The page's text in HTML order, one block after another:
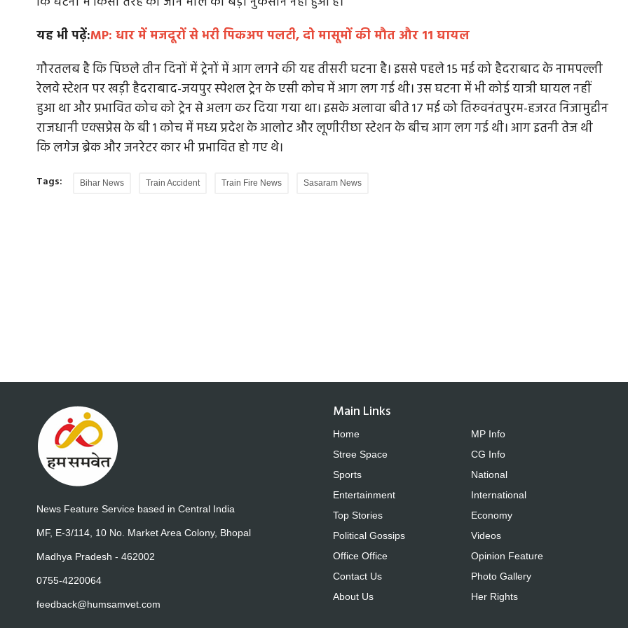
यह भी पढ़ें:MP: धार में मजदूरों से भरी पिकअप पलटी, दो मासूमों की मौत और 11 घायल
गौरतलब है कि पिछले तीन दिनों में ट्रेनों में आग लगने की यह तीसरी घटना है। इससे पहले 15 मई को हैदराबाद के नामपल्ली
रेलवे स्टेशन पर खड़ी हैदराबाद-जयपुर स्पेशल ट्रेन के एसी कोच में आग लग गई थी। उस घटना में भी कोई यात्री घायल नहीं
हुआ था और प्रभावित कोच को ट्रेन से अलग कर दिया गया था। इसके अलावा बीते 17 मई को तिरुवनंतपुरम-हजरत निजामुद्दीन
राजधानी एक्सप्रेस के बी 1 कोच में मध्य प्रदेश के आलोट और लूणीरीछा स्टेशन के बीच आग लग गई थी। आग इतनी तेज थी
कि लगेज ब्रेक और जनरेटर कार भी प्रभावित हो गए थे।
Tags: Bihar News Train Accident Train Fire News Sasaram News
में भी
को जल
हार तो हार है, हल्के में नहीं ले सकते, दतिया उपचुनाव में...
कैलाश विजयवर्गीय ने कहा कि भाजपा चुनाव परिणामों की विस्तृत
समीक्षा करेगी और यह पता...
जी भाईसाहब जी:यह मुस्कान देख तड़प गए कैलाश
विजयवर्गीय समर्थक
MP Politics: बीते दिनों बीजेपी के कद्दावर नेता कैलाश
News Feature Service based in Central India
MF, E-3/114, 10 No. Market Area Colony, Bhopal
Madhya Pradesh - 462002
0755-4220064
feedback@humsamvet.com
Main Links
Home
Stree Space
Sports
Entertainment
Top Stories
Political Gossips
Office Office
Contact Us
About Us
MP Info
CG Info
National
International
Economy
Videos
Opinion Feature
Photo Gallery
Her Rights